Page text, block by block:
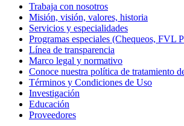
Trabaja con nosotros
Misión, visión, valores, historia
Servicios y especialidades
Programas especiales (Chequeos, FVL
Línea de transparencia
Marco legal y normativo
Conoce nuestra política de tratamiento
Términos y Condiciones de Uso
Investigación
Educación
Proveedores